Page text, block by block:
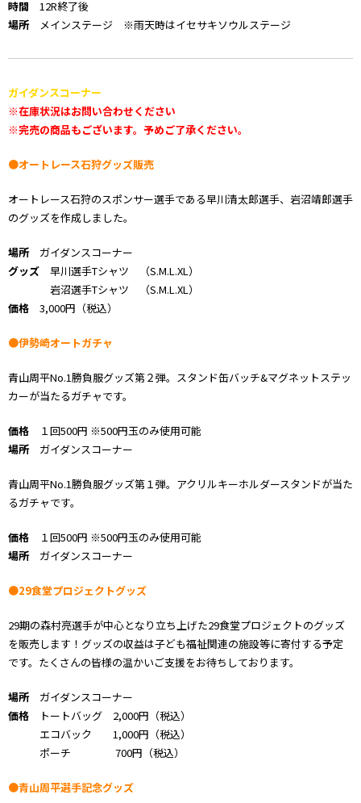
時間 12R終了後
場所メインステージ ※雨天時はイセサキソウルステージ
ガイダンスコーナー
※在庫状況はお問い合わせください
※完売の商品もございます。予めご了承ください。
●オートレース石狩グッズ販売
オートレース石狩のスポンサー選手である早川清太郎選手、岩沼靖郎選手
のグッズを作成しました。
場所ガイダンスコーナー
グッズ 早川選手Tシャツ （S.M.L.XL）
岩沼選手Tシャツ （S.M.L.XL）
価格 3,000円（税込）
●伊勢崎オートガチャ
青山周平No.1勝負服グッズ第２弾。スタンド缶バッチ&マグネットステッ
カーが当たるガチャです。
価格 １回500円 ※500円玉のみ使用可能
場所ガイダンスコーナー
青山周平No.1勝負服グッズ第１弾。アクリルキーホルダースタンドが当た
るガチャです。
価格 １回500円 ※500円玉のみ使用可能
場所ガイダンスコーナー
●29食堂プロジェクトグッズ
29期の森村亮選手が中心となり立ち上げた29食堂プロジェクトのグッズ
を販売します！グッズの収益は子ども福祉関連の施設等に寄付する予定
です。たくさんの皆様の温かいご支援をお待ちしております。
場所 ガイダンスコーナー
価格
トートバッグ 2,000円（税込）
エコバック 1,000円（税込）
ポーチ 700円（税込）
●青山周平選手記念グッズ